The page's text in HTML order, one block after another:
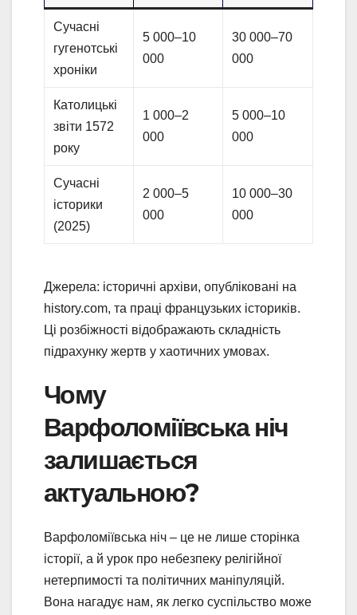
Сучасні
гугенотські
хроніки
5 000–10
000
30 000–70
000
Католицькі
звіти 1572
року
1 000–2
000
5 000–10
000
Сучасні
історики
(2025)
2 000–5
000
10 000–30
000
Джерела: історичні архіви, опубліковані на
history.com, та праці французьких істориків.
Ці розбіжності відображають складність
підрахунку жертв у хаотичних умовах.
Чому
Варфоломіївська ніч
залишається
актуальною?
Варфоломіївська ніч – це не лише сторінка
історії, а й урок про небезпеку релігійної
нетерпимості та політичних маніпуляцій.
Вона нагадує нам, як легко суспільство може